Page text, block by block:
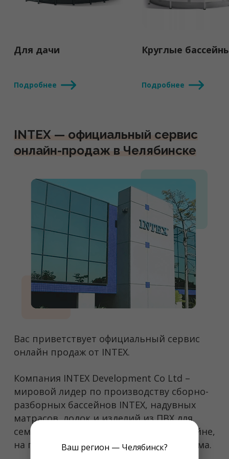
Ваш регион — Челябинск?
Для дачи
Подробнее
Круглые
Подробнее
INTEX — официальный сервис
онлайн-продаж в Челябинске
Вас приветствует официальный сервис
онлайн продаж от INTEX.
Компания INTEX Development Co Ltd –
мировой лидер по производству сборно-
разборных бассейнов INTEX, надувных
матрасов, лодок и изделий из ПВХ для
семейного и активного отдыха в бассейне,
на природе, за городом на даче или дома.